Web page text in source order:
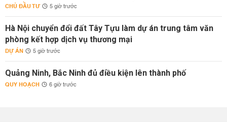
CHỦ ĐẦU TƯ 5 giờ trước
Hà Nội chuyển đổi đất Tây Tựu làm dự án trung tâm văn
phòng kết hợp dịch vụ thương mại
DỰ ÁN 5 giờ trước
Quảng Ninh, Bắc Ninh đủ điều kiện lên thành phố
QUY HOẠCH 6 giờ trước